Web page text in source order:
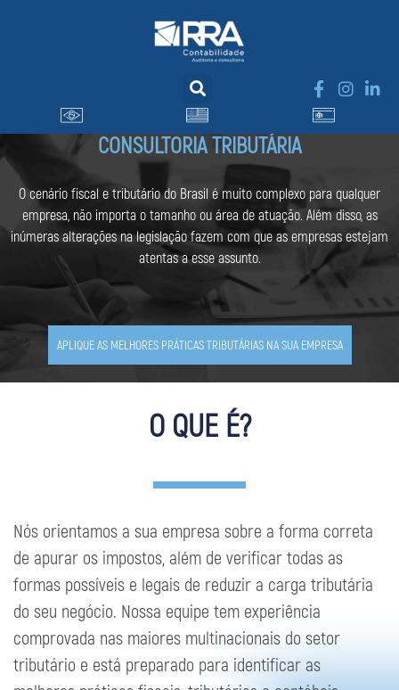
CONSULTORIA TRIBUTÁRIA
O cenário fiscal e tributário do Brasil é muito complexo para qualquer
empresa, não importa o tamanho ou área de atuação. Além disso, as
inúmeras alterações na legislação fazem com que as empresas estejam
atentas a esse assunto.
APLIQUE AS MELHORES PRÁTICAS TRIBUTÁRIAS NA SUA EMPRESA
O QUE É?
Nós orientamos a sua empresa sobre a forma correta
de apurar os impostos, além de verificar todas as
formas possíveis e legais de reduzir a carga tributária
do seu negócio. Nossa equipe tem experiência
comprovada nas maiores multinacionais do setor
tributário e está preparado para identificar as